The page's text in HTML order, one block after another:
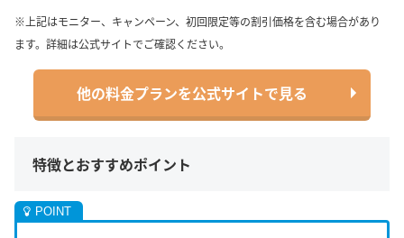
※上記はモニター、キャンペーン、初回限定等の割引価格を含む場合があり
ます。詳細は公式サイトでご確認ください。
他の料金プランを公式サイトで見る
特徴とおすすめポイント